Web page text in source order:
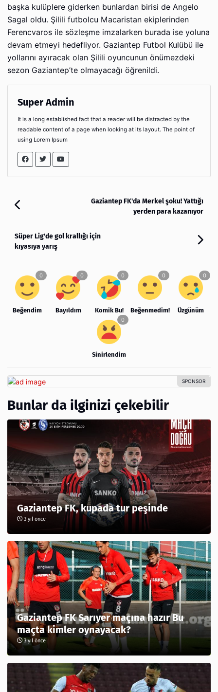
başka kulüplere giderken bunlardan birisi de Angelo
Sagal oldu. Şilili futbolcu Macaristan ekiplerinden
Ferencvaros ile sözleşme imzalarken burada ise yoluna
devam etmeyi hedefliyor. Gaziantep Futbol Kulübü ile
yollarını ayıracak olan Şilili oyuncunun önümezdeki
sezon Gaziantep’te olmayacağı öğrenildi.
Super Admin
It is a long established fact that a reader will be distracted by the
readable content of a page when looking at its layout. The point of
using Lorem Ipsum
Gaziantep FK'da Merkel şoku! Yattığı
yerden para kazanıyor
Süper Lig'de gol krallığı için
kıyasıya yarış
Beğendim Bayıldım Komik Bu! Beğenmedim! Üzgünüm
Sinirlendim
Bunlar da ilginizi çekebilir
Gaziantep FK, kupada tur peşinde
3 yıl önce
Gaziantep FK Sarıyer maçına hazır Bu
maçta kimler oynayacak?
3 yıl önce